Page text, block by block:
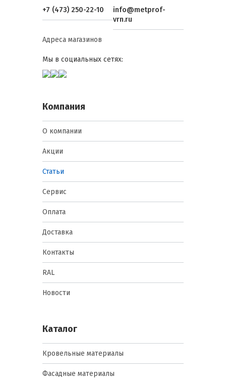
+7 (473) 250-22-10
info@metprof-
vrn.ru
Адреса магазинов
Мы в социальных сетях:
Компания
О компании
Акции
Статьи
Сервис
Оплата
Доставка
Контакты
RAL
Новости
Каталог
Кровельные материалы
Фасадные материалы